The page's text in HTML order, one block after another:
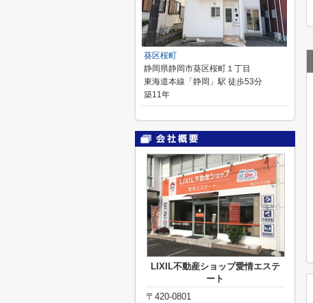
葵区桜町
静岡県静岡市葵区桜町１丁目
東海道本線「静岡」駅 徒歩53分
築11年
LIXIL不動産ショップ愛情エステ
ート
〒420-0801